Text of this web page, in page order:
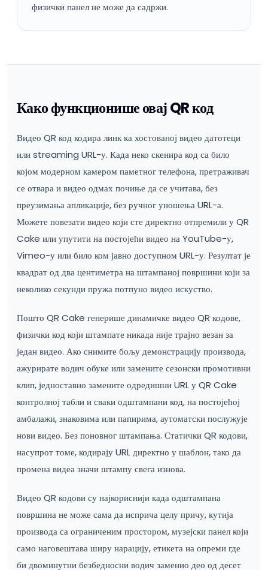
физички панел не може да садржи.
Како функционише овај QR код
Видео QR код кодира линк ка хостованој видео датотеци
или streaming URL-у. Када неко скенира код са било
којом модерном камером паметног телефона, претраживач
се отвара и видео одмах почиње да се учитава, без
преузимања апликације, без ручног уношења URL-а.
Можете повезати видео који сте директно отпремили у QR
Cake или упутити на постојећи видео на YouTube-у,
Vimeo-у или било ком јавно доступном URL-у. Резултат је
квадрат од два центиметра на штампаној површини који за
неколико секунди пружа потпуно видео искуство.
Пошто QR Cake генерише динамичке видео QR кодове,
физички код који штампате никада није трајно везан за
један видео. Ако снимите бољу демонстрацију производа,
ажурирате водич обуке или замените сезонски промотивни
клип, једноставно замените одредишни URL у QR Cake
контролној табли и сваки одштампани код, на постојећој
амбалажи, знаковима или папирима, аутоматски послужује
нови видео. Без поновног штампања. Статички QR кодови,
насупрот томе, кодирају URL директно у шаблон, тако да
промена видеа значи штампу свега изнова.
Видео QR кодови су најкориснији када одштампана
површина не може сама да исприча целу причу, кутија
производа са ограниченим простором, музејски панел који
само наговештава ширу нарацију, етикета на опреми где
би двоминутни безбедносни водич заменио део од десет